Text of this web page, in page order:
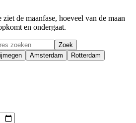
de maanfase, hoeveel van de maan
en ondergaat.
Zoek
Amsterdam
Rotterdam